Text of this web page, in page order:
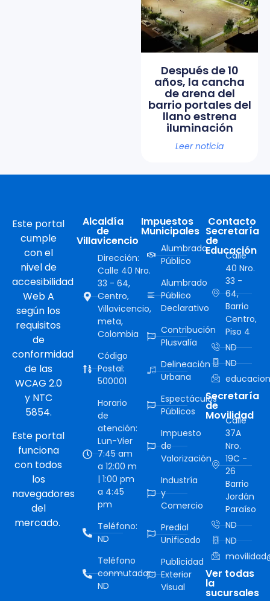
Después de 10
años, la cancha
de arena del
barrio portales del
llano estrena
iluminación
Leer noticia
Este portal
cumple
con el
nivel de
accesibilidad
Web A
según los
requisitos
de
conformidad
de las
WCAG 2.0
y NTC
5854.
Este portal
funciona
con todos
los
navegadores
del
mercado.
Alcaldía
de
Villavicencio
Dirección:
Calle 40 Nro.
33 - 64,
Centro,
Villavicencio,
meta,
Colombia
Código
Postal:
500001
Horario
de
atención:
Lun-Vier
7:45 am
a 12:00 m
| 1:00 pm
a 4:45
pm
Teléfono:
ND
Teléfono
conmutador:
ND
Impuestos
Municipales
Alumbrado
Público
Alumbrado
Público
Declarativo
Contribución
Plusvalía
Delineación
Urbana
Espectáculos
Públicos
Impuesto
de
Valorización
Industría
y
Comercio
Predial
Unificado
Publicidad
Exterior
Visual
Contacto
Secretaría
de
Educación
Calle
40 Nro.
33 -
64,
Barrio
Centro,
Piso 4
ND
ND
Secretaría
de
Movilidad
Calle
37A
Nro.
19C -
26
Barrio
Jordán
Paraíso
ND
ND
Ver todas
la
sucursales